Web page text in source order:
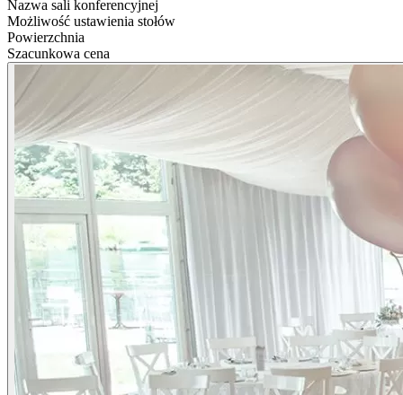
Nazwa sali konferencyjnej
Możliwość ustawienia stołów
Powierzchnia
Szacunkowa cena